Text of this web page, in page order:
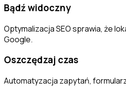
Bądź widoczny
Optymalizacja SEO sprawia, że
Google.
Oszczędzaj czas
Automatyzacja zapytań,